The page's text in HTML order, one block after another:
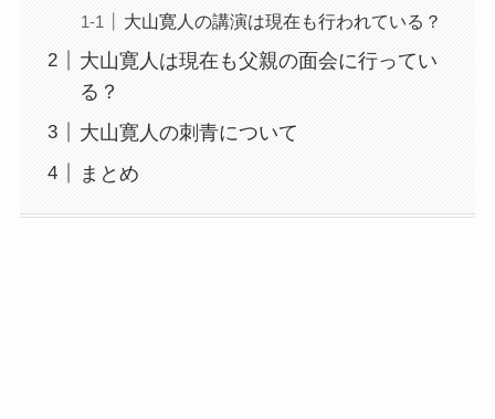
大山寛人の講演は現在も行われている？
大山寛人は現在も父親の面会に行ってい
る？
大山寛人の刺青について
まとめ